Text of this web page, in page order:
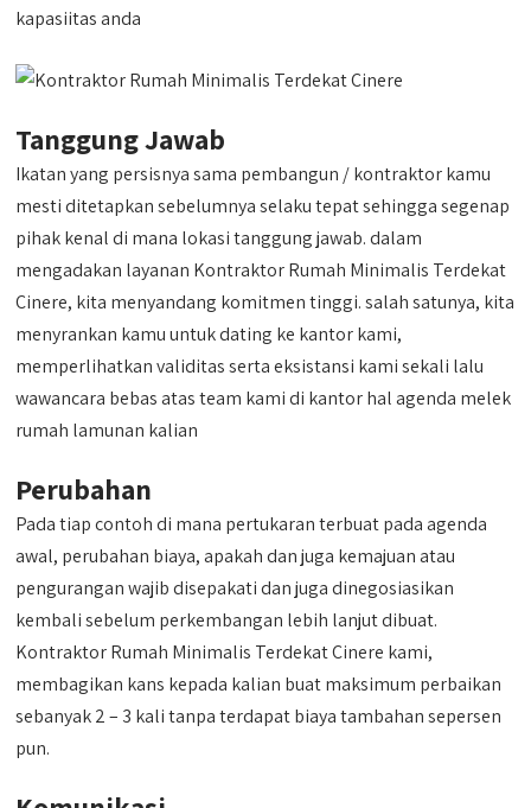
kapasiitas anda
Tanggung Jawab
Ikatan yang persisnya sama pembangun / kontraktor kamu
mesti ditetapkan sebelumnya selaku tepat sehingga segenap
pihak kenal di mana lokasi tanggung jawab. dalam
mengadakan layanan Kontraktor Rumah Minimalis Terdekat
Cinere, kita menyandang komitmen tinggi. salah satunya, kita
menyrankan kamu untuk dating ke kantor kami,
memperlihatkan validitas serta eksistansi kami sekali lalu
wawancara bebas atas team kami di kantor hal agenda melek
rumah lamunan kalian
Perubahan
Pada tiap contoh di mana pertukaran terbuat pada agenda
awal, perubahan biaya, apakah dan juga kemajuan atau
pengurangan wajib disepakati dan juga dinegosiasikan
kembali sebelum perkembangan lebih lanjut dibuat.
Kontraktor Rumah Minimalis Terdekat Cinere kami,
membagikan kans kepada kalian buat maksimum perbaikan
sebanyak 2 – 3 kali tanpa terdapat biaya tambahan sepersen
pun.